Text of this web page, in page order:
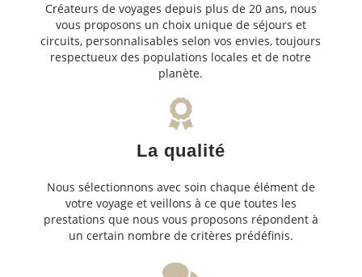
Créateurs de voyages depuis plus de 20 ans, nous
vous proposons un choix unique de séjours et
circuits, personnalisables selon vos envies, toujours
respectueux des populations locales et de notre
planète.
La qualité
Nous sélectionnons avec soin chaque élément de
votre voyage et veillons à ce que toutes les
prestations que nous vous proposons répondent à
un certain nombre de critères prédéfinis.